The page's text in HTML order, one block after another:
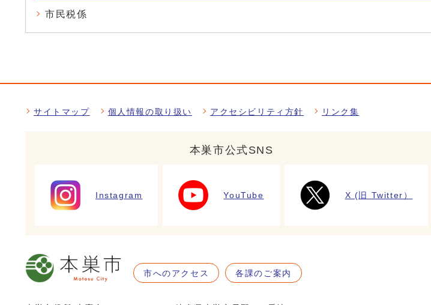
市民税係
サイトマップ 個人情報の取り扱い アクセシビリティ方針 リンク集
本巣市公式SNS
Instagram YouTube X (旧 Twitter）
市へのアクセス 各課のご案内